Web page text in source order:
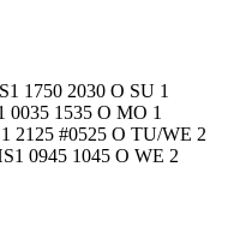
1750 2030 O SU 1
1535 O MO 1
2125 #0525 O TU/WE 2
0945 1045 O WE 2